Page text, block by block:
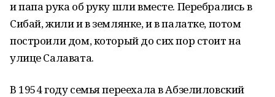
и папа рука об руку шли вместе. Перебрались в
Сибай, жили и в землянке, и в палатке, потом
построили дом, который до сих пор стоит на
улице Салавата.
В 1954 году семья переехала в Абзелиловский